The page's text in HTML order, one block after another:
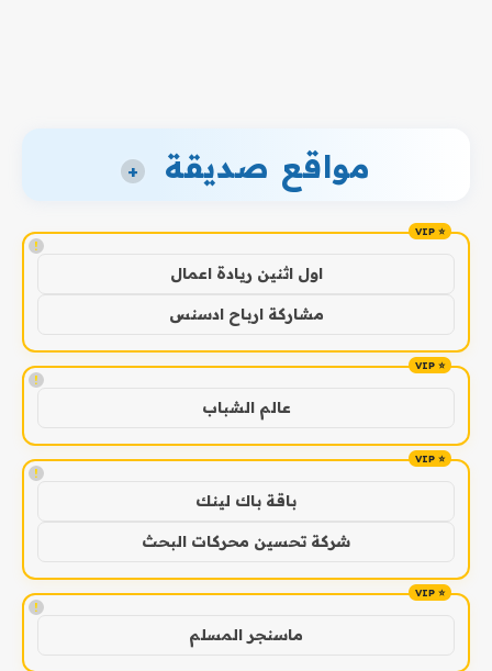
مواقع صديقة +
!
اول اثنين ريادة اعمال
مشاركة ارباح ادسنس
!
عالم الشباب
!
باقة باك لينك
شركة تحسين محركات البحث
!
ماسنجر المسلم